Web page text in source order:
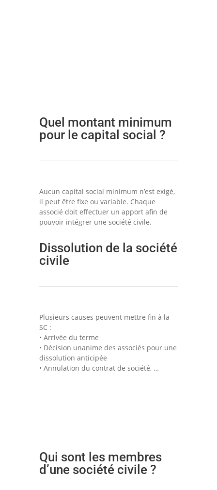
Quel montant minimum
pour le capital social ?
Aucun capital social minimum n’est exigé,
il peut être fixe ou variable. Chaque
associé doit effectuer un apport afin de
pouvoir intégrer une société civile.
Dissolution de la société
civile
Plusieurs causes peuvent mettre fin à la
SC :
• Arrivée du terme
• Décision unanime des associés pour une
dissolution anticipée
• Annulation du contrat de société, …
Qui sont les membres
d’une société civile ?